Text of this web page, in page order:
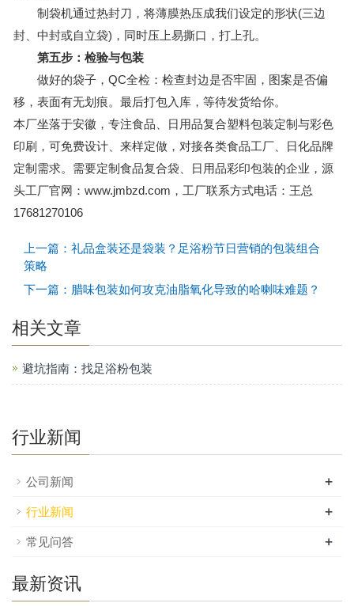
制袋机通过热封刀，将薄膜热压成我们设定的形状(三边
封、中封或自立袋)，同时压上易撕口，打上孔。
第五步：检验与包装
做好的袋子，QC全检：检查封边是否牢固，图案是否偏
移，表面有无划痕。最后打包入库，等待发货给你。
本厂坐落于安徽，专注食品、日用品复合塑料包装定制与彩色
印刷，可免费设计、来样定做，对接各类食品工厂、日化品牌
定制需求。需要定制食品复合袋、日用品彩印包装的企业，源
头工厂官网：www.jmbzd.com，工厂联系方式电话：王总
17681270106
上一篇：礼品盒装还是袋装？足浴粉节日营销的包装组合
策略
下一篇：腊味包装如何攻克油脂氧化导致的哈喇味难题？
相关文章
避坑指南：找足浴粉包装
行业新闻
公司新闻 +
行业新闻 +
常见问答 +
最新资讯